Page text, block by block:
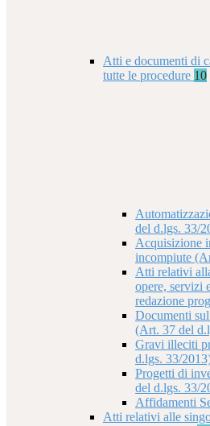
Atti e documenti di
tutte le procedure 10
del d.lgs. 33/
Acquisizione
incompiute
Atti relativi
opere, servizi
redazione
Documenti
(Art. 37 del
Gravi illeciti
d.lgs. 33/
Progetti di
del d.lgs. 33/
Affidamenti
Atti relativi alle